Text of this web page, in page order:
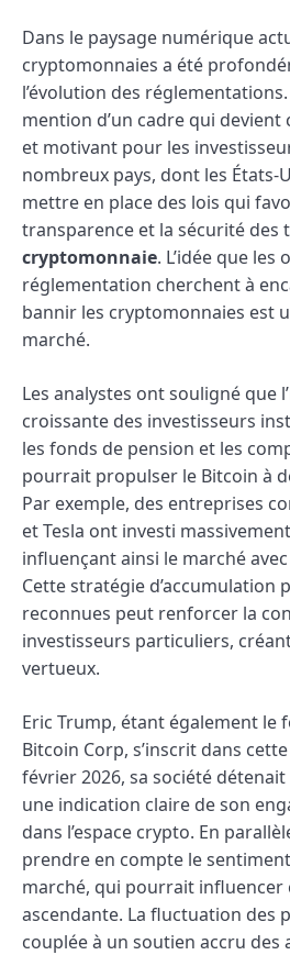
Dans le paysage numérique
cryptomonnaies a été
l’évolution des
mention d’un cadre qui
et motivant pour les
nombreux pays, dont les États-
mettre en place des lois qui
transparence et la sécurité des
cryptomonnaie. L’idée que les
réglementation cherchent à
bannir les cryptomonnaies est
marché.
Les analystes ont souligné que
croissante des investisseurs
les fonds de pension et les
pourrait propulser le Bitcoin à
Par exemple, des entreprises
et Tesla ont investi
influençant ainsi le marché
Cette stratégie d’accumulation
reconnues peut renforcer la
investisseurs particuliers,
vertueux.
Eric Trump, étant également le
Bitcoin Corp, s’inscrit dans
février 2026, sa société détenait
une indication claire de son
dans l’espace crypto. En
prendre en compte le
marché, qui pourrait
ascendante. La fluctuation des
couplée à un soutien accru des